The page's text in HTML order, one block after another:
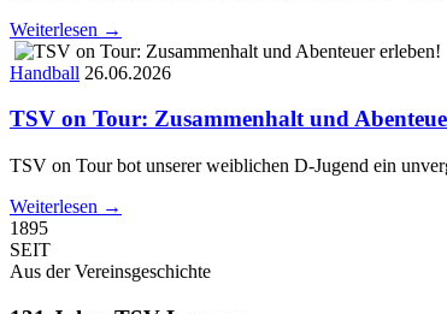
Weiterlesen →
Handball 26.06.2026
TSV on Tour: Zusammenhalt und
TSV on Tour bot unserer weiblichen D-Jugend ein
Weiterlesen →
1895
SEIT
Aus der Vereinsgeschichte